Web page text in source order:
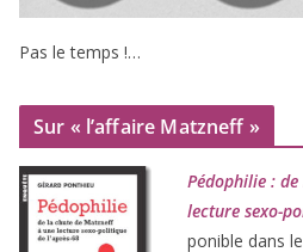
Pas le temps !…
Sur « l’affaire Matzneff »
Pédophilie :
lec­ture sexo-
po­nible dans